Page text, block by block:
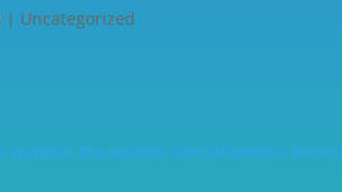
| Uncategorized